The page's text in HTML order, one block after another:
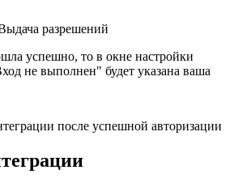
разрешений
успешно, то в окне настройки
не выполнен" будет указана ваша
после успешной авторизации